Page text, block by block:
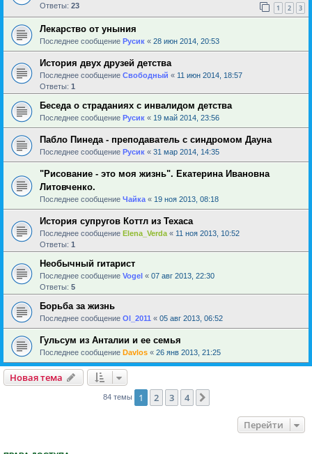
Ответы: 23 1 2 3
Лекарство от уныния
Последнее сообщение Русик « 28 июн 2014, 20:53
История двух друзей детства
Последнее сообщение Свободный « 11 июн 2014, 18:57
Ответы: 1
Беседа о страданиях с инвалидом детства
Последнее сообщение Русик « 19 май 2014, 23:56
Пабло Пинеда - преподаватель с синдромом Дауна
Последнее сообщение Русик « 31 мар 2014, 14:35
"Рисование - это моя жизнь". Екатерина Ивановна
Литовченко.
Последнее сообщение Чайка « 19 ноя 2013, 08:18
История супругов Коттл из Техаса
Последнее сообщение Elena_Verda « 11 ноя 2013, 10:52
Ответы: 1
Необычный гитарист
Последнее сообщение Vogel « 07 авг 2013, 22:30
Ответы: 5
Борьба за жизнь
Последнее сообщение Ol_2011 « 05 авг 2013, 06:52
Гульсум из Анталии и ее семья
Последнее сообщение Davlos « 26 янв 2013, 21:25
Новая тема
84 темы 1 2 3 4
Перейти